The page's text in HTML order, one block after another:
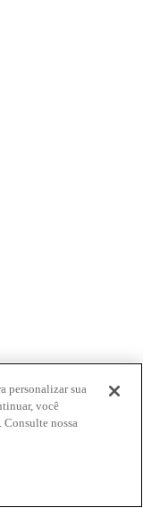
personalizar sua
você
. Consulte nossa